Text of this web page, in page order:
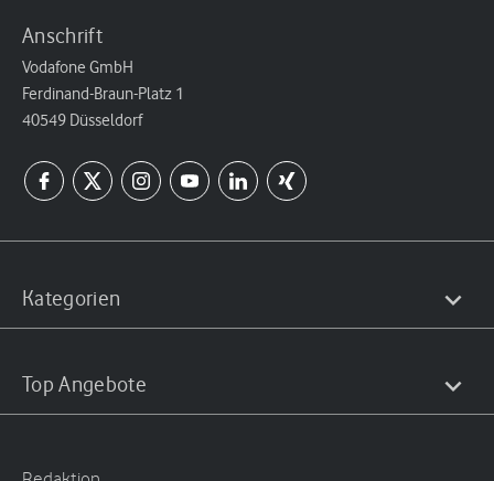
Anschrift
Vodafone GmbH
Ferdinand-Braun-Platz 1
40549 Düsseldorf
Kategorien
Top Angebote